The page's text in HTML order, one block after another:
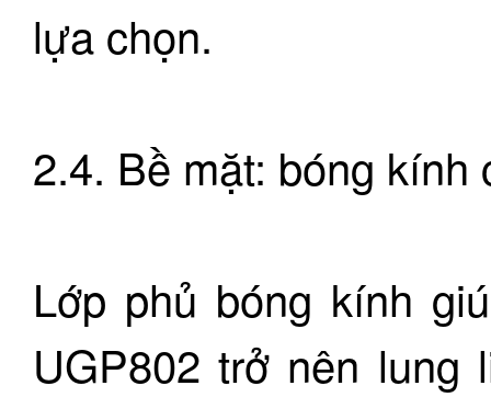
lựa chọn.
2.4. Bề mặt: bóng kính
Lớp phủ bóng kính
UGP802 trở nên